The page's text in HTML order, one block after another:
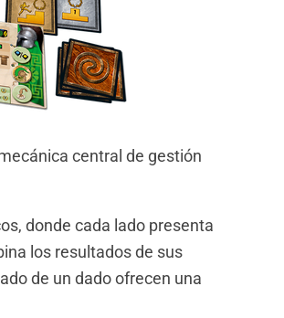
central de gestión
donde cada lado presenta
los resultados de sus
de un dado ofrecen una